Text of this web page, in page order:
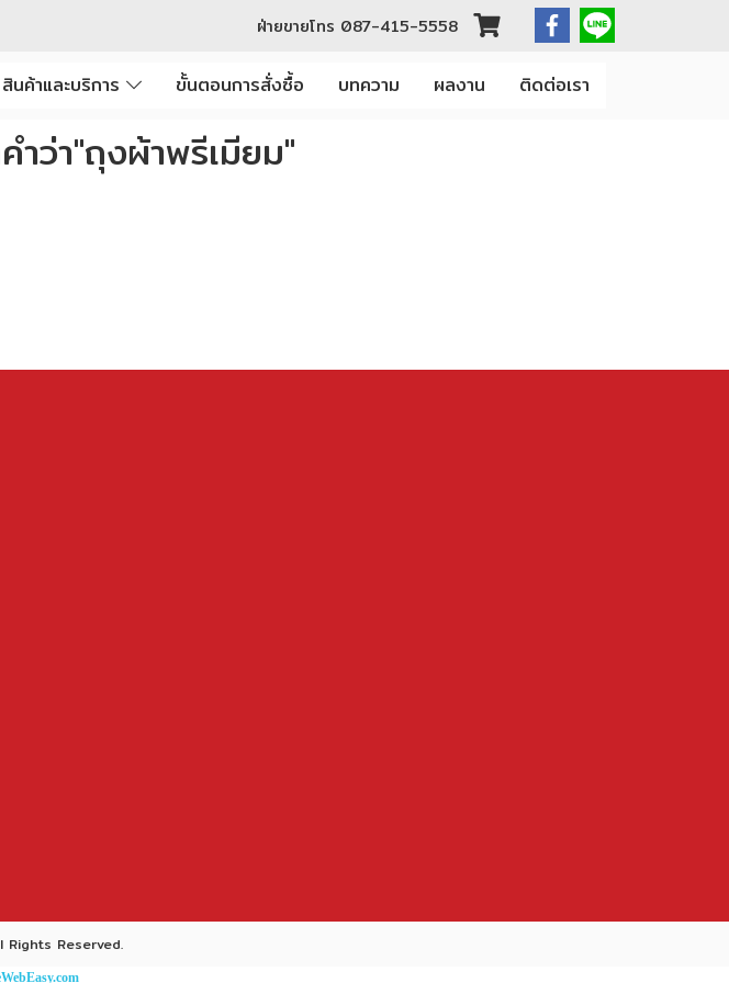
ฝ่ายขายโทร 087-415-5558
สินค้าและบริการ ขั้นตอนการสั่งซื้อ บทความ ผลงาน ติดต่อเรา
ว่า"ถุงผ้าพรีเมียม"
Reserved.